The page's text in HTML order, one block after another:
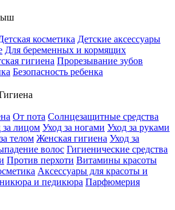
косметика Детские аксессуары
Для беременных и кормящих
гигиена Прорезывание зубов
Безопасность ребенка
От пота Солнцезащитные средства
за лицом Уход за ногами Уход за руками
телом Женская гигиена Уход за
волос Гигиенические средства
Против перхоти Витамины красоты
Аксессуары для красоты и
и педикюра Парфюмерия